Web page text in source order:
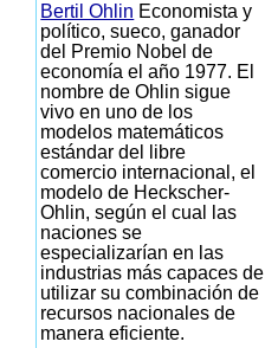
Bertil Ohlin Economista y
político, sueco, ganador
del Premio Nobel de
economía el año 1977. El
nombre de Ohlin sigue
vivo en uno de los
modelos matemáticos
estándar del libre
comercio internacional, el
modelo de Heckscher-
Ohlin, según el cual las
naciones se
especializarían en las
industrias más capaces de
utilizar su combinación de
recursos nacionales de
manera eficiente.